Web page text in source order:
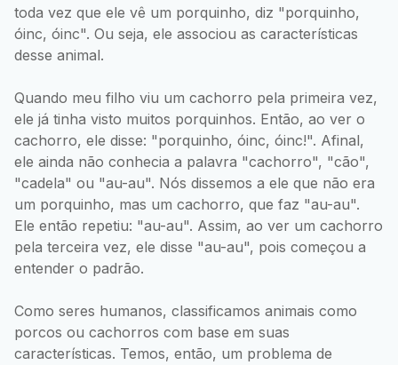
toda vez que ele vê um porquinho, diz "porquinho,
óinc, óinc". Ou seja, ele associou as características
desse animal.
Quando meu filho viu um cachorro pela primeira vez,
ele já tinha visto muitos porquinhos. Então, ao ver o
cachorro, ele disse: "porquinho, óinc, óinc!". Afinal,
ele ainda não conhecia a palavra "cachorro", "cão",
"cadela" ou "au-au". Nós dissemos a ele que não era
um porquinho, mas um cachorro, que faz "au-au".
Ele então repetiu: "au-au". Assim, ao ver um cachorro
pela terceira vez, ele disse "au-au", pois começou a
entender o padrão.
Como seres humanos, classificamos animais como
porcos ou cachorros com base em suas
características. Temos, então, um problema de